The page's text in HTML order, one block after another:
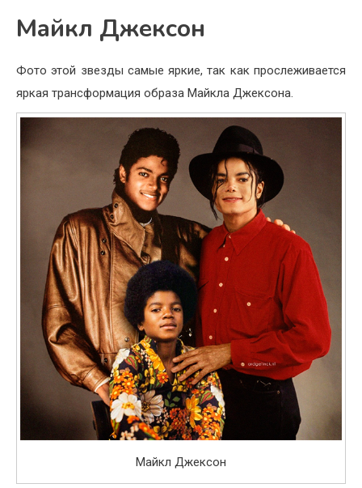
Майкл Джексон
Фото этой звезды самые яркие, так как прослеживается
яркая трансформация образа Майкла Джексона.
Майкл Джексон